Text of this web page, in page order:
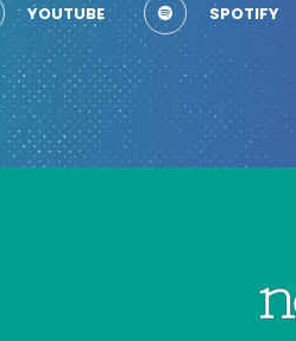
YOUTUBE SPOTIFY